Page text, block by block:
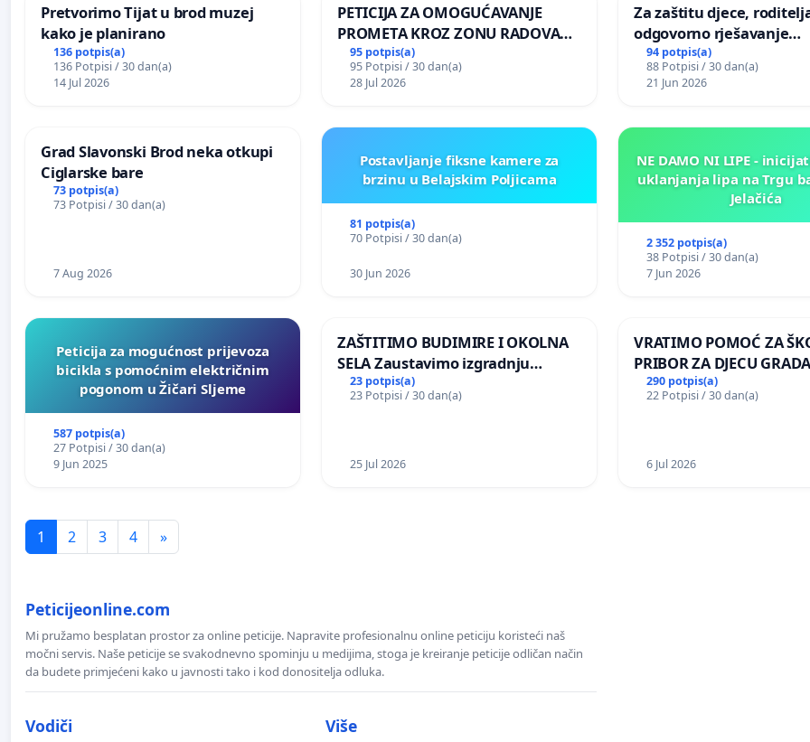
Pretvorimo Tijat u brod muzej
kako je planirano
136 potpis(a)
136 Potpisi / 30 dan(a)
14 Jul 2026
PETICIJA ZA OMOGUĆAVANJE
PROMETA KROZ ZONU RADOVA
ZA STANOVNIKE Mjesnog odbora
Kamensko i Lemić Brdo
95 potpis(a)
95 Potpisi / 30 dan(a)
28 Jul 2026
Za zaštitu djece,
odgovorno rješavanje
maloljetničkog nasilja
94 potpis(a)
88 Potpisi / 30 dan(a)
21 Jun 2026
Grad Slavonski Brod neka otkupi
Ciglarske bare
73 potpis(a)
73 Potpisi / 30 dan(a)
7 Aug 2026
Postavljanje fiksne kamere za
brzinu u Belajskim Poljicama
81 potpis(a)
70 Potpisi / 30 dan(a)
30 Jun 2026
NE DAMO NI LIPE -
uklanjanja lipa na Trgu
Jelačića
2 352 potpis(a)
38 Potpisi / 30 dan(a)
7 Jun 2026
Peticija za mogućnost prijevoza
bicikla s pomoćnim električnim
pogonom u Žičari Sljeme
587 potpis(a)
27 Potpisi / 30 dan(a)
9 Jun 2025
ZAŠTITIMO BUDIMIRE I OKOLNA
SELA Zaustavimo izgradnju
Sunčane elektrane Vedrine na
području Ugljana
23 potpis(a)
23 Potpisi / 30 dan(a)
25 Jul 2026
VRATIMO POMOĆ ZA
PRIBOR ZA DJECU
290 potpis(a)
22 Potpisi / 30 dan(a)
6 Jul 2026
1 2 3 4 »
Peticijeonline.com
Mi pružamo besplatan prostor za online peticije. Napravite profesionalnu online peticiju koristeći naš
močni servis. Naše peticije se svakodnevno spominju u medijima, stoga je kreiranje peticije odličan način
da budete primjećeni kako u javnosti tako i kod donositelja odluka.
Vodiči Više